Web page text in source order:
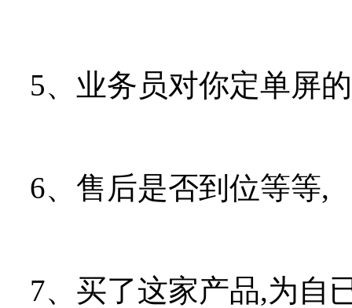
5、业务员对你定单屏
6、售后是否到位等等,
7、买了这家产品,为自